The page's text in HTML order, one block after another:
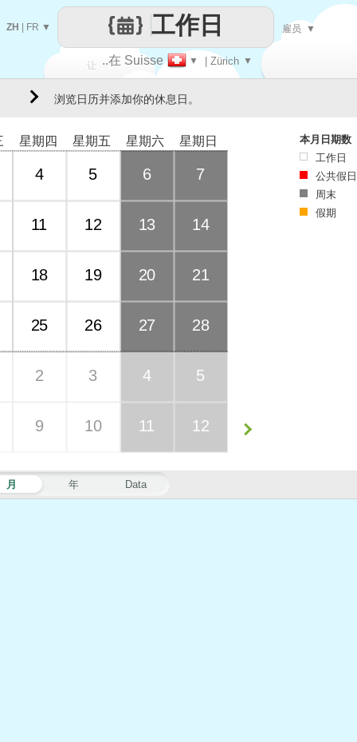
让 ..在 Suisse ▼ | Zürich ▼
工作日
ZH FR ▼ 雇员 ▼
浏览日历并添加你的休息日。
月 年 Data
星期四 星期五 星期六 星期日
4 5 6 7
11 12 13 14
18 19 20 21
25 26 27 28
2 3 4 5
9 10 11 12
本月日期数
工作日
公共假日
周末
假期